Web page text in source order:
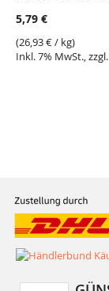
5,79 €
(26,93 €/ kg)
Inkl. 7% MwSt., zzgl.